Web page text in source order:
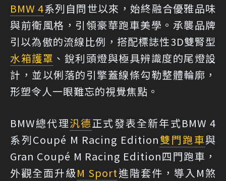
BMW 4系列自問世以來，始終融合優雅品味
與前衛風格，引領豪華跑車美學。承襲品牌
引以為傲的流線比例，搭配標誌性3D雙腎型
水箱護罩 、銳利頭燈與極具辨識度的尾燈設
計，並以俐落的引擎蓋線條勾勒整體輪廓，
形塑令人一眼難忘的視覺焦點。
BMW總代理汎德正式發表全新年式BMW 4
系列Coupé M Racing Edition雙門跑車與
Gran Coupé M Racing Edition四門跑車，
外觀全面升級M Sport進階套件，導入M煞